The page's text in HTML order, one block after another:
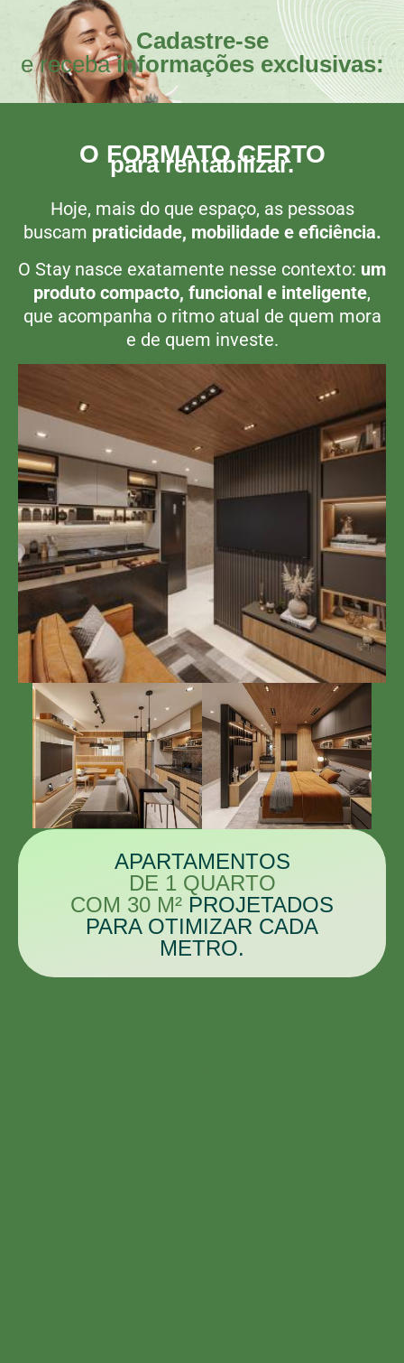
Cadastre-se
e recebainformações exclusivas:
O FORMATO CERTO
para rentabilizar.
Hoje, mais do que espaço, as pessoas
buscam praticidade, mobilidade e eficiência.
O Stay nasce exatamente nesse contexto: um
produto compacto, funcional e inteligente,
que acompanha o ritmo atual de quem mora
e de quem investe.
APARTAMENTOS
DE 1 QUARTO
COM 30 M² PROJETADOS
PARA OTIMIZAR CADA
METRO.